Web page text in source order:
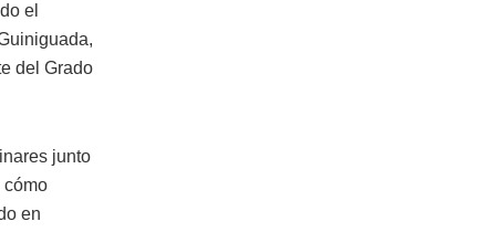
el
del Grado
junto
cómo
en